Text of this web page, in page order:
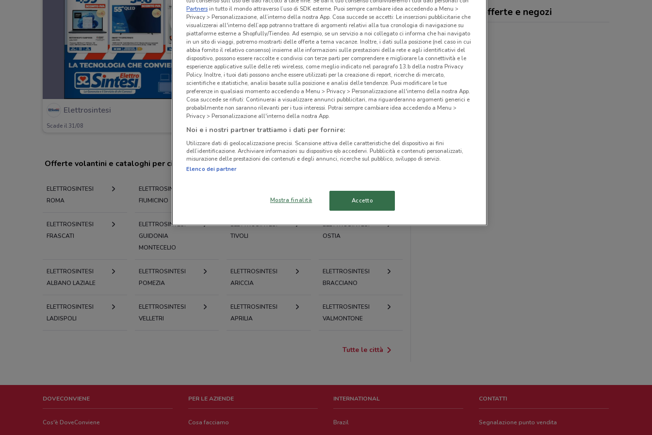
Elettrosintesi
Scade il 31/08
Offerte volantini e cataloghi per città nelle vicinanze
ELETTROSINTESI
ROMA
ELETTROSINTESI
FIUMICINO
MONTEROTONDO
ELETTROSINTESI
FRASCATI
ELETTROSINTESI
GUIDONIA
MONTECELIO
ELETTROSINTESI
TIVOLI
ELETTROSINTESI
OSTIA
ELETTROSINTESI
ALBANO LAZIALE
ELETTROSINTESI
POMEZIA
ELETTROSINTESI
ARICCIA
ELETTROSINTESI
BRACCIANO
ELETTROSINTESI
LADISPOLI
ELETTROSINTESI
VELLETRI
ELETTROSINTESI
APRILIA
ELETTROSINTESI
VALMONTONE
Tutte le città
Elettrosintesi, offerte e negozi
DOVECONVIENE
Cos'è DoveConviene
PER LE AZIENDE
Cosa facciamo
INTERNATIONAL
Brazil
CONTATTI
Segnalazione punto vendita
Partnersin tutto il mondo attraverso l’uso di SDK esterne. Puoi sempre cambiare idea accedendo a Menu >
Privacy > Personalizzazione, all’interno della nostra App. Cosa succede se accetti: Le inserzioni pubblicitarie che
visualizzerai all'interno dell’app potranno trattare di argomenti relativi alla tua cronologia di navigazione su
piattaforme esterne a Shopfully/Tiendeo. Ad esempio, se un servizio a noi collegato ci informa che hai navigato
in un sito di viaggi, potremo mostrarti delle offerte a tema vacanze. Inoltre, i dati sulla posizione (nel caso in cui
abbia fornito il relativo consenso) insieme alle informazioni sulle prestazioni della rete e agli identificativi del
dispositivo, possono essere raccolte e condivisi con terze parti per comprendere e migliorare la connettività e le
esperienze applicative sulle delle reti wireless, come meglio indicato nel paragrafo 13.b della nostra Privacy
Policy. Inoltre, i tuoi dati possono anche essere utilizzati per la creazione di report, ricerche di mercato,
scientifiche e statistiche, analisi basate sulla posizione e analisi delle tendenze. Puoi modificare le tue
preferenze in qualsiasi momento accedendo a Menu > Privacy > Personalizzazione all'interno della nostra App.
Cosa succede se rifiuti: Continuerai a visualizzare annunci pubblicitari, ma riguarderanno argomenti generici e
probabilmente non saranno rilevanti per i tuoi interessi. Potrai sempre cambiare idea accedendo a Menu >
Privacy > Personalizzazione all'interno della nostra App.
Noi e i nostri partner trattiamo i dati per fornire:
Utilizzare dati di geolocalizzazione precisi. Scansione attiva delle caratteristiche del dispositivo ai fini
dell’identificazione. Archiviare informazioni su dispositivo e/o accedervi. Pubblicità e contenuti personalizzati,
misurazione delle prestazioni dei contenuti e degli annunci, ricerche sul pubblico, sviluppo di servizi.
Elenco dei partner
Mostra finalità Accetto